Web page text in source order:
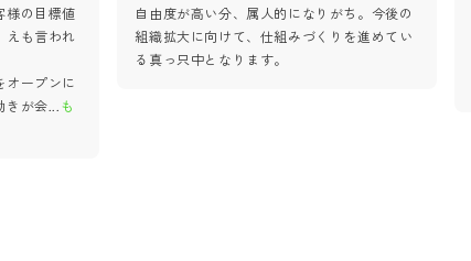
様の目標値
えも言われ
オープンに
きが会... も
自由度が高い分、属人的になりがち。今後の
組織拡大に向けて、仕組みづくりを進めてい
る真っ只中となります。